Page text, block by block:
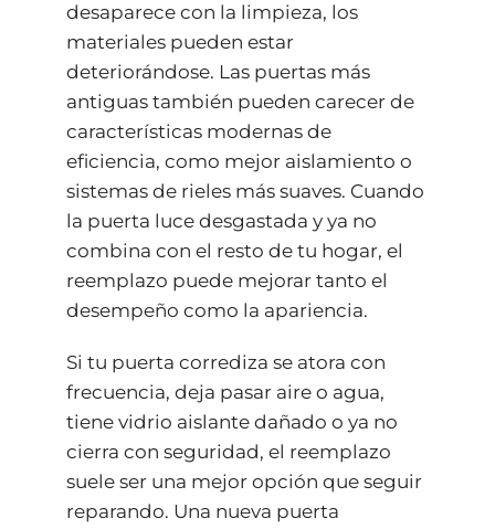
desaparece con la limpieza, los
materiales pueden estar
deteriorándose. Las puertas más
antiguas también pueden carecer de
características modernas de
eficiencia, como mejor aislamiento o
sistemas de rieles más suaves. Cuando
la puerta luce desgastada y ya no
combina con el resto de tu hogar, el
reemplazo puede mejorar tanto el
desempeño como la apariencia.
Si tu puerta corrediza se atora con
frecuencia, deja pasar aire o agua,
tiene vidrio aislante dañado o ya no
cierra con seguridad, el reemplazo
suele ser una mejor opción que seguir
reparando. Una nueva puerta